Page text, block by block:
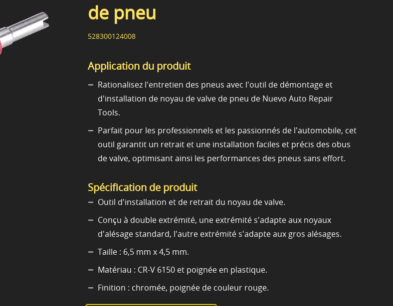
de pneu
528300124008
Application du produit
Rationalisez l'entretien des pneus avec l'outil de démontage et
d'installation de noyau de valve de pneu de Nuevo Auto Repair
Tools.
Parfait pour les professionnels et les passionnés de l'automobile, cet
outil garantit un retrait et une installation faciles et précis des obus
de valve, optimisant ainsi les performances des pneus sans effort.
Spécification de produit
Outil d'installation et de retrait du noyau de valve.
Conçu à double extrémité, une extrémité s'adapte aux noyaux
d'alésage standard, l'autre extrémité s'adapte aux gros alésages.
Taille : 6,5 mm x 4,5 mm.
Matériau : CR-V 6150 et poignée en plastique.
Finition : chromée, poignée de couleur rouge.